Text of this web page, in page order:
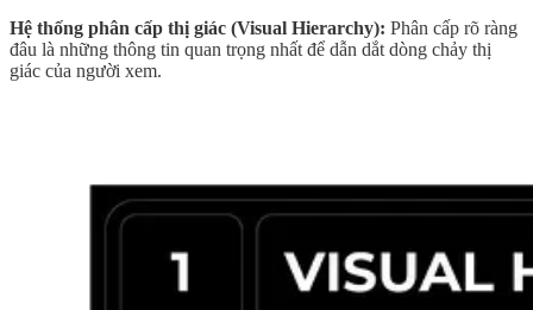
Hệ thống phân cấp thị giác (Visual Hierarchy): Phân cấp rõ ràng
đâu là những thông tin quan trọng nhất để dẫn dắt dòng chảy thị
giác của người xem.